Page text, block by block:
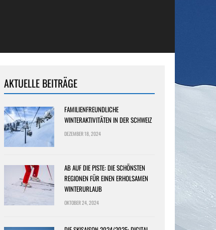
AKTUELLE BEITRÄGE
FAMILIENFREUNDLICHE
WINTERAKTIVITÄTEN IN DER SCHWEIZ
DEZEMBER 18, 2024
AB AUF DIE PISTE: DIE SCHÖNSTEN
REGIONEN FÜR EINEN ERHOLSAMEN
WINTERURLAUB
OKTOBER 24, 2024